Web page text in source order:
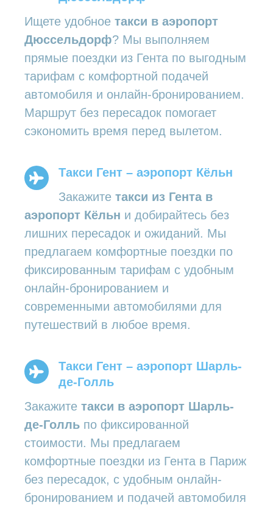
Ищете удобное такси в аэропорт
Дюссельдорф? Мы выполняем
прямые поездки из Гента по выгодным
тарифам с комфортной подачей
автомобиля и онлайн-бронированием.
Маршрут без пересадок помогает
сэкономить время перед вылетом.
Такси Гент – аэропорт Кёльн
Закажите такси из Гента в
аэропорт Кёльн и добирайтесь без
лишних пересадок и ожиданий. Мы
предлагаем комфортные поездки по
фиксированным тарифам с удобным
онлайн-бронированием и
современными автомобилями для
путешествий в любое время.
Такси Гент – аэропорт Шарль-
де-Голль
Закажите такси в аэропорт Шарль-
де-Голль по фиксированной
стоимости. Мы предлагаем
комфортные поездки из Гента в Париж
без пересадок, с удобным онлайн-
бронированием и подачей автомобиля